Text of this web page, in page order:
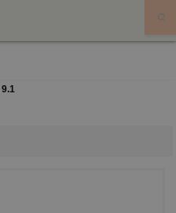
9.1